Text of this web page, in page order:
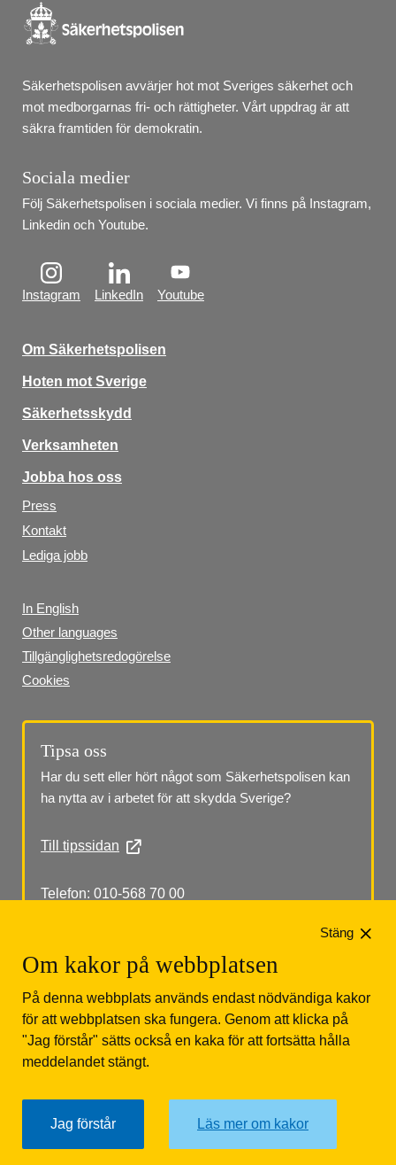
Säkerhetspolisen avvärjer hot mot Sveriges säkerhet och
mot medborgarnas fri- och rättigheter. Vårt uppdrag är att
säkra framtiden för demokratin.
Sociala medier
Följ Säkerhetspolisen i sociala medier. Vi finns på Instagram,
Linkedin och Youtube.
Instagram LinkedIn Youtube
Om Säkerhetspolisen
Hoten mot Sverige
Säkerhetsskydd
Verksamheten
Jobba hos oss
Press
Kontakt
Lediga jobb
In English
Other languages
Tillgänglighetsredogörelse
Cookies
Tipsa oss
Har du sett eller hört något som Säkerhetspolisen kan
ha nytta av i arbetet för att skydda Sverige?
Till tipssidan
Telefon: 010-568 70 00
Säkerhetspolisen
Tfn: 010-568 70 00
Om kakor på webbplatsen
På denna webbplats används endast nödvändiga kakor
för att webbplatsen ska fungera. Genom att klicka på
"Jag förstår" sätts också en kaka för att fortsätta hålla
meddelandet stängt.
Jag förstår Läs mer om kakor
Stäng